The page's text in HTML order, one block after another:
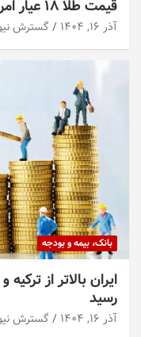
قیمت طلا ۱۸ عیار امروز ۱۶ آذر اعلام شد + جدول
آذر ۱۶, ۱۴۰۴ گسترش
بانک، بیمه و بودجه
ایران بالاتر از
رسید
آذر ۱۶, ۱۴۰۴ گسترش